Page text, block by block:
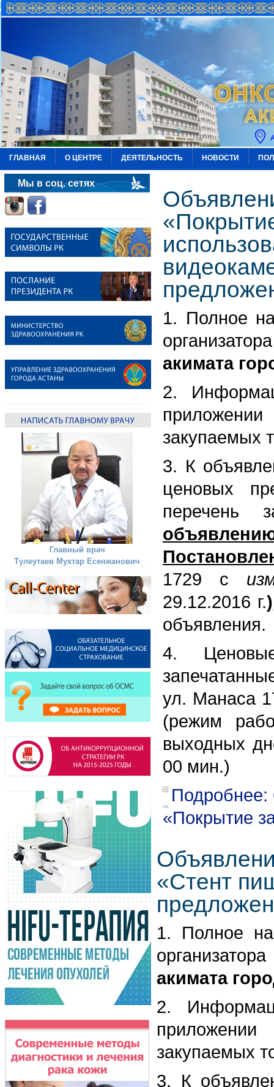
ГЛАВНАЯ О ЦЕНТРЕ ДЕЯТЕЛЬНОСТЬ НОВОСТИ
Мы в соц. сетях
Главный врач
Тулеутаев Мухтар Есенжанович
1. Полное
акимата
2.
закупаемых
3. К
ценовых
перечень
1729 с
29.12.2016 г.)
объявления.
4.
ул. Манаса
(режим
выходных
00 мин.)
Подробнее:
«Покрытие
«Стент
1. Полное
акимата
2.
закупаемых
3. К